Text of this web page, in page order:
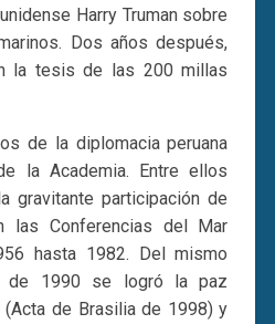
Harry Truman sobre
Dos años después,
la tesis de las 200 millas
de la diplomacia peruana
la Academia. Entre ellos
gravitante participación de
las Conferencias del Mar
hasta 1982. Del mismo
de 1990 se logró la paz
(Acta de Brasilia de 1998) y